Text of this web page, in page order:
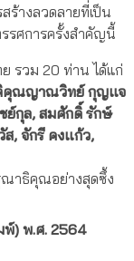
ร้างลวดลายที่เป็น
รศการครั้งสำคัญนี้
รวม 20 ท่าน ได้แก่
ติคุณญาณวิทย์ กุญแจ
ย์กุล, สมศักดิ์ รักษ์
ส, จักรี คงแก้ว,
ณาธิคุณอย่างสุดซึ้ง
พ์) พ.ศ. 2564